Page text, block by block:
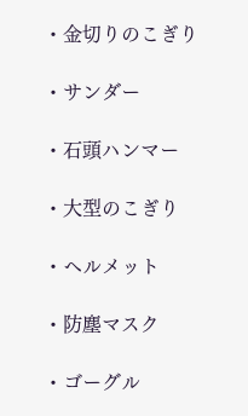
・金切りのこぎり
・サンダー
・石頭ハンマー
・大型のこぎり
・ヘルメット
・防塵マスク
・ゴーグル